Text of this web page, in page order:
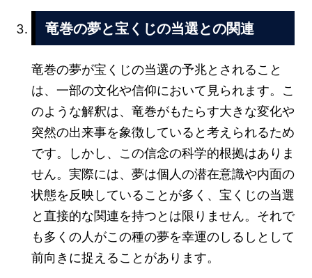
竜巻の夢と宝くじの当選との関連
竜巻の夢が宝くじの当選の予兆とされること
は、一部の文化や信仰において見られます。こ
のような解釈は、竜巻がもたらす大きな変化や
突然の出来事を象徴していると考えられるため
です。しかし、この信念の科学的根拠はありま
せん。実際には、夢は個人の潜在意識や内面の
状態を反映していることが多く、宝くじの当選
と直接的な関連を持つとは限りません。それで
も多くの人がこの種の夢を幸運のしるしとして
前向きに捉えることがあります。